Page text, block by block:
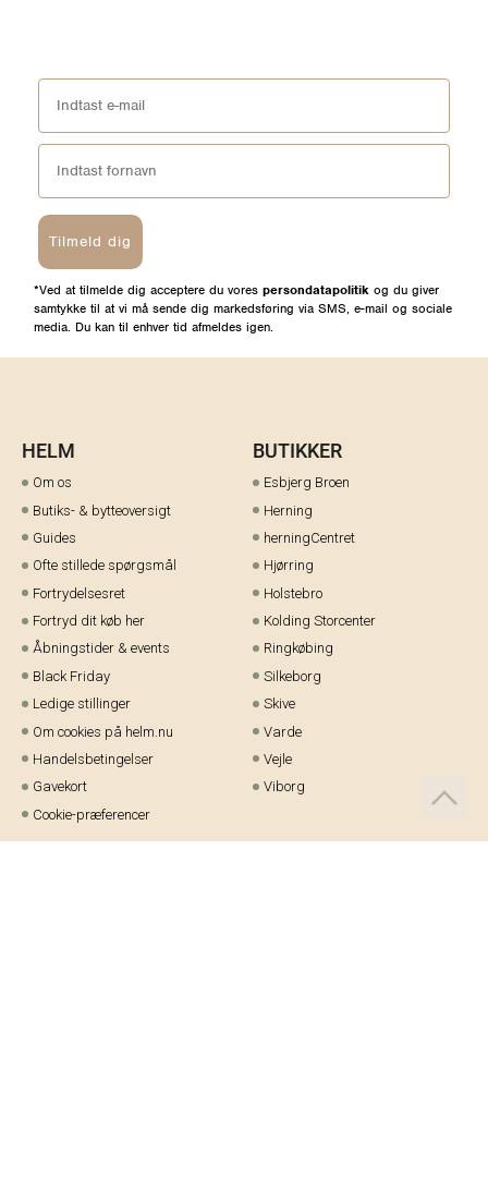
Tilmeld dig
*Ved at tilmelde dig acceptere du vores persondatapolitik og du giver
samtykke til at vi må sende dig markedsføring via SMS, e-mail og sociale
media. Du kan til enhver tid afmeldes igen.
HELM
Om os
Butiks- & bytteoversigt
Guides
Ofte stillede spørgsmål
Fortrydelsesret
Fortryd dit køb her
Åbningstider & events
Black Friday
Ledige stillinger
Om cookies på helm.nu
Handelsbetingelser
Gavekort
Cookie-præferencer
BUTIKKER
Esbjerg Broen
Herning
herningCentret
Hjørring
Holstebro
Kolding Storcenter
Ringkøbing
Silkeborg
Skive
Varde
Vejle
Viborg